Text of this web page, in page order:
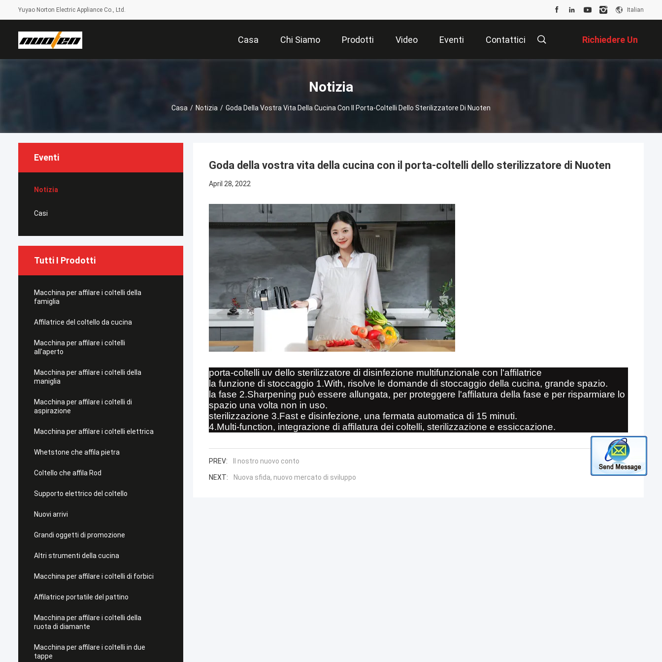
Yuyao Norton Electric Appliance Co., Ltd. Italian
Casa Chi Siamo Prodotti Video Eventi Contattici Richiedere Un
Preventivo
Notizia
Casa / Notizia / Goda Della Vostra Vita Della Cucina Con Il Porta-Coltelli Dello Sterilizzatore Di Nuoten
Eventi
Notizia
Casi
Tutti I Prodotti
Macchina per affilare i coltelli della
famiglia
Affilatrice del coltello da cucina
Macchina per affilare i coltelli
all'aperto
Macchina per affilare i coltelli della
maniglia
Macchina per affilare i coltelli di
aspirazione
Macchina per affilare i coltelli elettrica
Whetstone che affila pietra
Coltello che affila Rod
Supporto elettrico del coltello
Nuovi arrivi
Grandi oggetti di promozione
Altri strumenti della cucina
Macchina per affilare i coltelli di forbici
Affilatrice portatile del pattino
Macchina per affilare i coltelli della
ruota di diamante
Macchina per affilare i coltelli in due
tappe
Goda della vostra vita della cucina con il porta-coltelli dello sterilizzatore di Nuoten
April 28, 2022
porta-coltelli uv dello sterilizzatore di disinfezione multifunzionale con l'affilatrice
la funzione di stoccaggio 1.With, risolve le domande di stoccaggio della cucina, grande spazio.
la fase 2.Sharpening può essere allungata, per proteggere l'affilatura della fase e per risparmiare lo
spazio una volta non in uso.
sterilizzazione 3.Fast e disinfezione, una fermata automatica di 15 minuti.
4.Multi-function, integrazione di affilatura dei coltelli, sterilizzazione e essiccazione.
PREV: Il nostro nuovo conto
NEXT: Nuova sfida, nuovo mercato di sviluppo